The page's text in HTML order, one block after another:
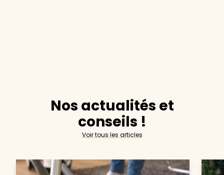
Nos actualités et
conseils !
Voir tous les articles